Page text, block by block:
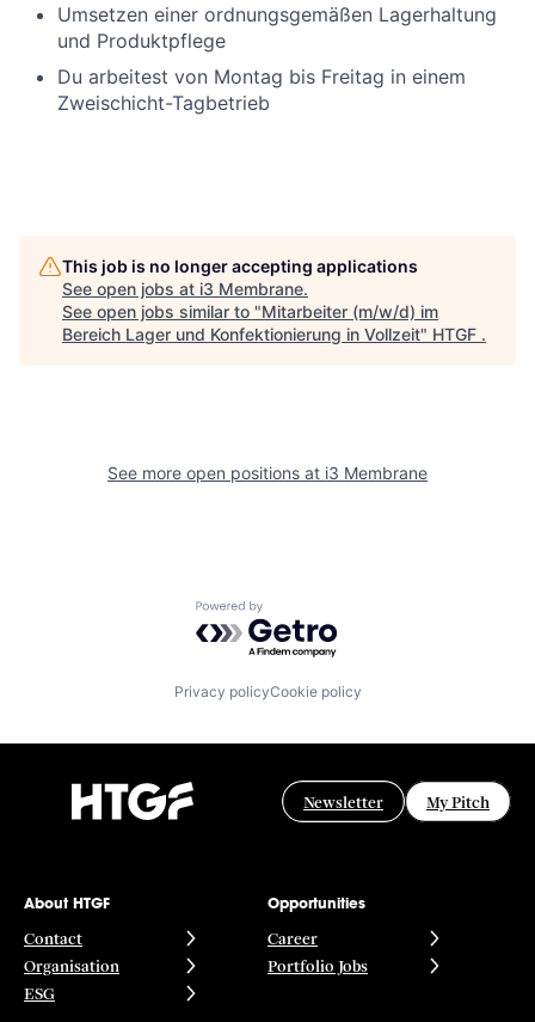
Umsetzen einer ordnungsgemäßen Lagerhaltung
und Produktpflege
Du arbeitest von Montag bis Freitag in einem
Zweischicht-Tagbetrieb
This job is no longer accepting applications
See open jobs at i3 Membrane.
See open jobs similar to "Mitarbeiter (m/w/d) im
Bereich Lager und Konfektionierung in Vollzeit" HTGF .
See more open positions at i3 Membrane
Powered by Getro.com
Privacy policyCookie policy
Newsletter My Pitch
About HTGF
Contact
Organisation
ESG
Opportunities
Career
Portfolio Jobs